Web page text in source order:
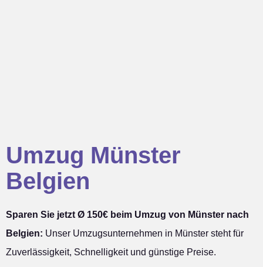
Umzug Münster
Belgien
Sparen Sie jetzt Ø 150€ beim Umzug von Münster nach
Belgien: Unser Umzugsunternehmen in Münster steht für
Zuverlässigkeit, Schnelligkeit und günstige Preise.